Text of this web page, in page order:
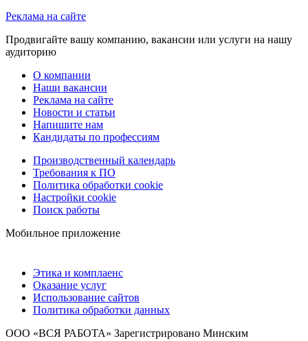
Реклама на сайте
Продвигайте вашу компанию, вакансии или услуги на нашу
аудиторию
О компании
Наши вакансии
Реклама на сайте
Новости и статьи
Напишите нам
Кандидаты по профессиям
Производственный календарь
Требования к ПО
Политика обработки cookie
Настройки cookie
Поиск работы
Мобильное приложение
Этика и комплаенс
Оказание услуг
Использование сайтов
Политика обработки данных
ООО «ВСЯ РАБОТА» Зарегистрировано Минским